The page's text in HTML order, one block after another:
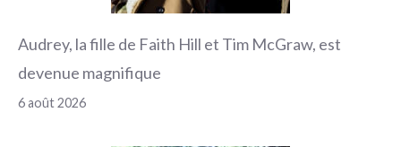
Audrey, la fille de Faith Hill et Tim McGraw, est
devenue magnifique
6 août 2026